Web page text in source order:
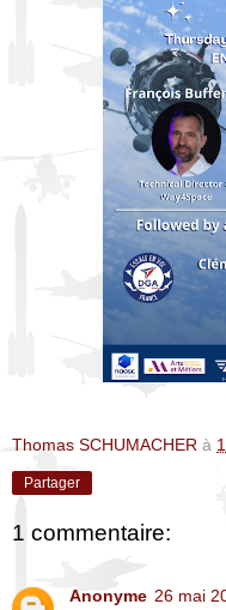
Thomas SCHUMACHER à
Partager
1 commentaire:
Anonyme 26 mai